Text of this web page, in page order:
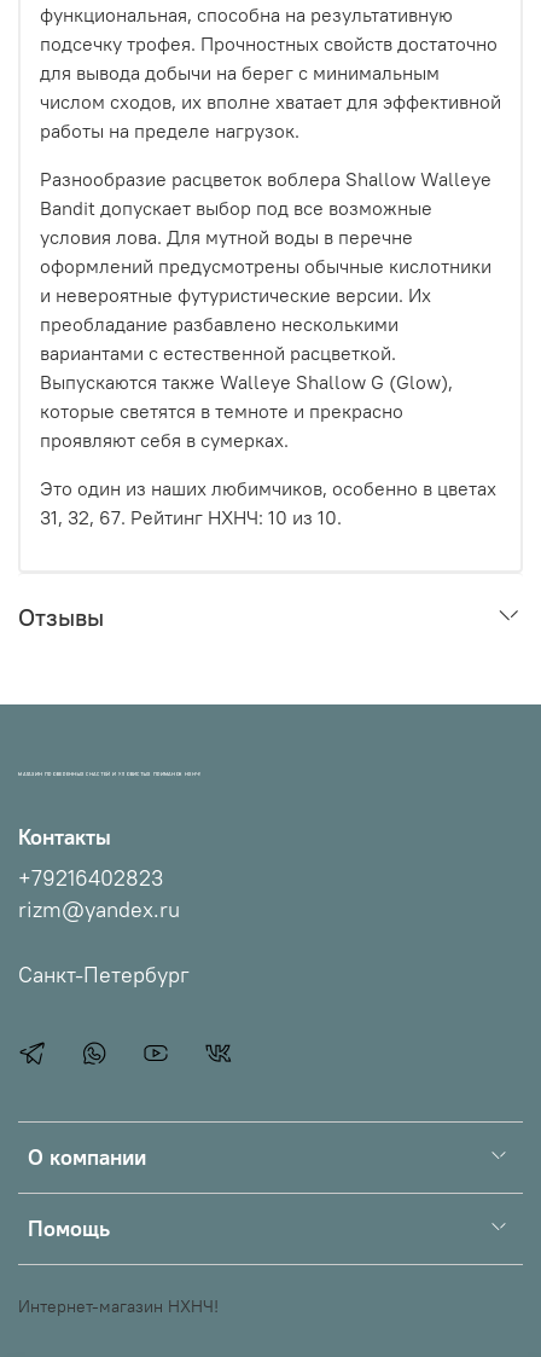
функциональная, способна на результативную
подсечку трофея. Прочностных свойств достаточно
для вывода добычи на берег с минимальным
числом сходов, их вполне хватает для эффективной
работы на пределе нагрузок.
Разнообразие расцветок воблера Shallow Walleye
Bandit допускает выбор под все возможные
условия лова. Для мутной воды в перечне
оформлений предусмотрены обычные кислотники
и невероятные футуристические версии. Их
преобладание разбавлено несколькими
вариантами с естественной расцветкой.
Выпускаются также Walleye Shallow G (Glow),
которые светятся в темноте и прекрасно
проявляют себя в сумерках.
Это один из наших любимчиков, особенно в цветах
31, 32, 67. Рейтинг НХНЧ: 10 из 10.
Отзывы
МАГАЗИН ПРОВЕРЕННЫХ СНАСТЕЙ И УЛОВИСТЫХ ПРИМАНОК НХНЧ!
О компании
Помощь
Контакты
+79216402823
rizm@yandex.ru
Санкт-Петербург
Интернет-магазин НХНЧ!